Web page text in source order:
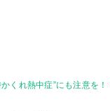
くれ熱中症”にも注意を